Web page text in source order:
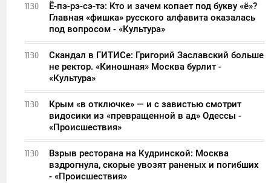
11:30
Ё-пэ-рэ-сэ-тэ: Кто и зачем копает под букву «ё»?
Главная «фишка» русского алфавита оказалась
под вопросом - «Культура»
11:30
Скандал в ГИТИСе: Григорий Заславский больше
не ректор. «Киношная» Москва бурлит -
«Культура»
11:30
Крым «в отключке» — и с завистью смотрит
видосики из «превращенной в ад» Одессы -
«Происшествия»
11:30
Взрыв ресторана на Кудринской: Москва
вздрогнула, скорые увозят раненых и погибших
- «Происшествия»